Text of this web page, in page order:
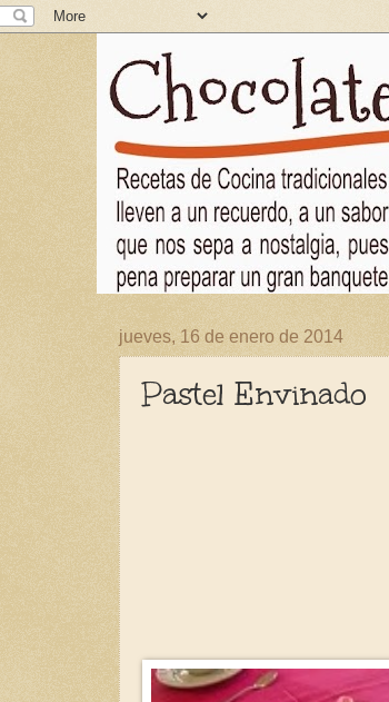
jueves, 16 de enero de 2014
Pastel Envinado